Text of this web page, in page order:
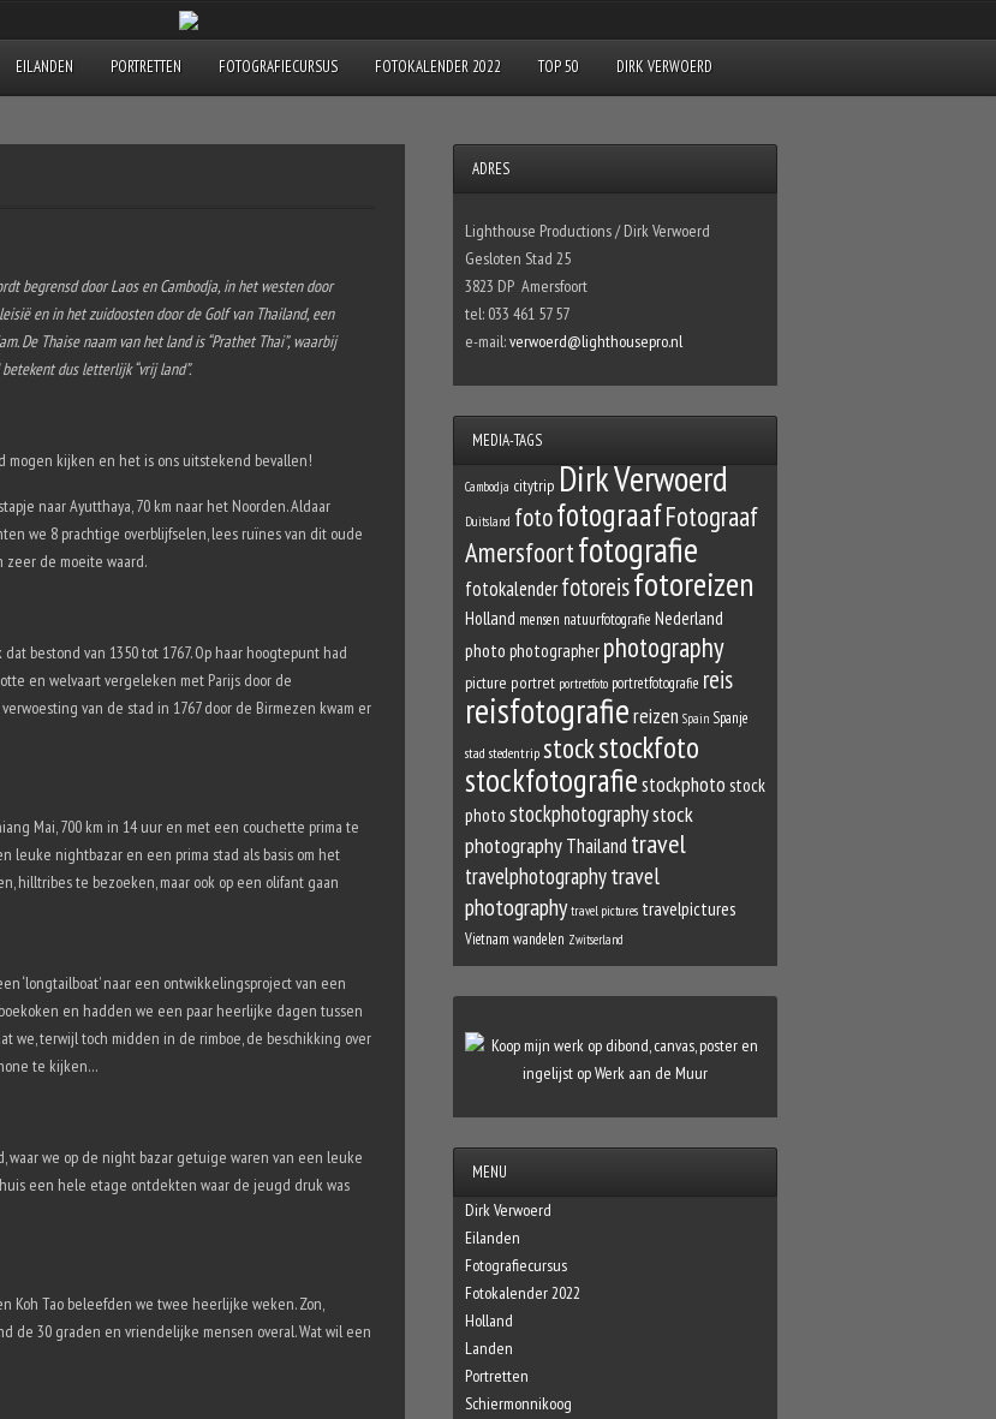
EILANDEN PORTRETTEN FOTOGRAFIECURSUS FOTOKALENDER 2022 TOP 50 DIRK VERWOERD
begrensd door Laos en Cambodja, in het westen door
en in het zuidoosten door de Golf van Thailand, een
De Thaise naam van het land is “Prathet Thai”, waarbij
dus letterlijk “vrij land”.
mogen kijken en het is ons uitstekend bevallen!
naar Ayutthaya, 70 km naar het Noorden. Aldaar
we 8 prachtige overblijfselen, lees ruïnes van dit oude
zeer de moeite waard.
bestond van 1350 tot 1767. Op haar hoogtepunt had
en welvaart vergeleken met Parijs door de
van de stad in 1767 door de Birmezen kwam er
Mai, 700 km in 14 uur en met een couchette prima te
leuke nightbazar en een prima stad als basis om het
hilltribes te bezoeken, maar ook op een olifant gaan
‘longtailboat’ naar een ontwikkelingsproject van een
en hadden we een paar heerlijke dagen tussen
we, terwijl toch midden in de rimboe, de beschikking over
te kijken…
waar we op de night bazar getuige waren van een leuke
een hele etage ontdekten waar de jeugd druk was
Koh Tao beleefden we twee heerlijke weken. Zon,
de 30 graden en vriendelijke mensen overal. Wat wil een
ADRES
Lighthouse Productions / Dirk Verwoerd
Gesloten Stad 25
3823 DP Amersfoort
tel: 033 461 57 57
e-mail:verwoerd@lighthousepro.nl
MEDIA-TAGS
Cambodja citytrip Dirk Verwoerd
Duitsland fotofotograafFotograaf
Amersfoortfotografie
fotokalenderfotoreisfotoreizen
Holland mensen natuurfotografie Nederland
photo photographer photography
picture portret portretfoto portretfotografie reis
reisfotografiereizen Spain Spanje
stad stedentrip stockstockfoto
stockfotografiestockphoto stock
photo stockphotographystock
photographyThailand travel
travelphotographytravel
photography travel pictures travelpictures
Vietnam wandelen Zwitserland
MENU
Dirk Verwoerd
Eilanden
Fotografiecursus
Fotokalender 2022
Holland
Landen
Portretten
Schiermonnikoog